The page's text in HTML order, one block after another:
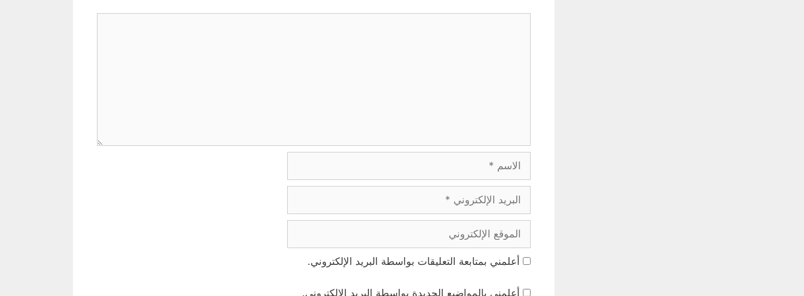
الإلكتروني
الإلكتروني
أعلمني بمتابعة التعليقات بواسطة البريد الإلكتروني.
أعلمني بالمواضيع الجديدة بواسطة البريد الإلكتروني.